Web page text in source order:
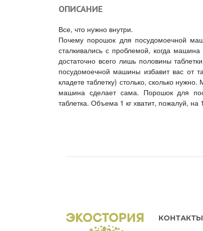
ОПИСАНИЕ
Все, что нужно внутри.
Почему порошок для посудомоечной
сталкивались с проблемой, когда
достаточно всего лишь половины
посудомоечной машины избавит вас от
кладете таблетку) столько, сколько
машина сделает сама. Порошок для
таблетка. Объема 1 кг хватит, пожалуй, на
КОНТАКТЫ